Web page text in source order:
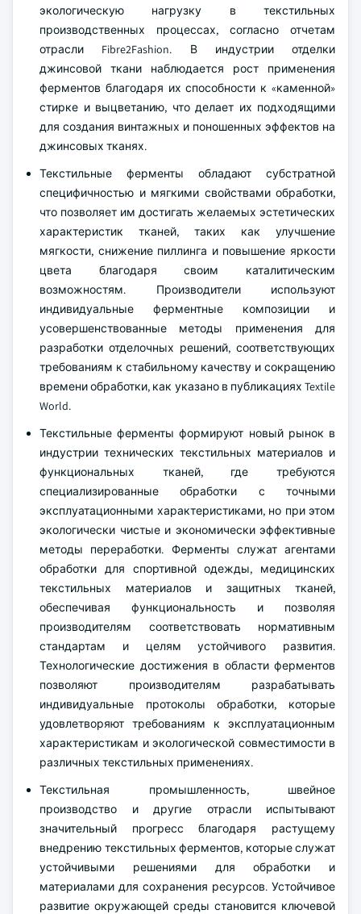
экологическую нагрузку в текстильных
производственных процессах, согласно отчетам
отрасли Fibre2Fashion. В индустрии отделки
джинсовой ткани наблюдается рост применения
ферментов благодаря их способности к «каменной»
стирке и выцветанию, что делает их подходящими
для создания винтажных и поношенных эффектов на
джинсовых тканях.
Текстильные ферменты обладают субстратной
специфичностью и мягкими свойствами обработки,
что позволяет им достигать желаемых эстетических
характеристик тканей, таких как улучшение
мягкости, снижение пиллинга и повышение яркости
цвета благодаря своим каталитическим
возможностям. Производители используют
индивидуальные ферментные композиции и
усовершенствованные методы применения для
разработки отделочных решений, соответствующих
требованиям к стабильному качеству и сокращению
времени обработки, как указано в публикациях Textile
World.
Текстильные ферменты формируют новый рынок в
индустрии технических текстильных материалов и
функциональных тканей, где требуются
специализированные обработки с точными
эксплуатационными характеристиками, но при этом
экологически чистые и экономически эффективные
методы переработки. Ферменты служат агентами
обработки для спортивной одежды, медицинских
текстильных материалов и защитных тканей,
обеспечивая функциональность и позволяя
производителям соответствовать нормативным
стандартам и целям устойчивого развития.
Технологические достижения в области ферментов
позволяют производителям разрабатывать
индивидуальные протоколы обработки, которые
удовлетворяют требованиям к эксплуатационным
характеристикам и экологической совместимости в
различных текстильных применениях.
Текстильная промышленность, швейное
производство и другие отрасли испытывают
значительный прогресс благодаря растущему
внедрению текстильных ферментов, которые служат
устойчивыми решениями для обработки и
материалами для сохранения ресурсов. Устойчивое
развитие окружающей среды становится ключевой